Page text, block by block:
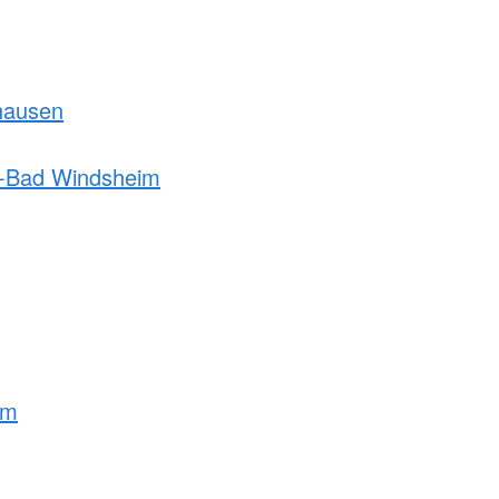
Windsheim